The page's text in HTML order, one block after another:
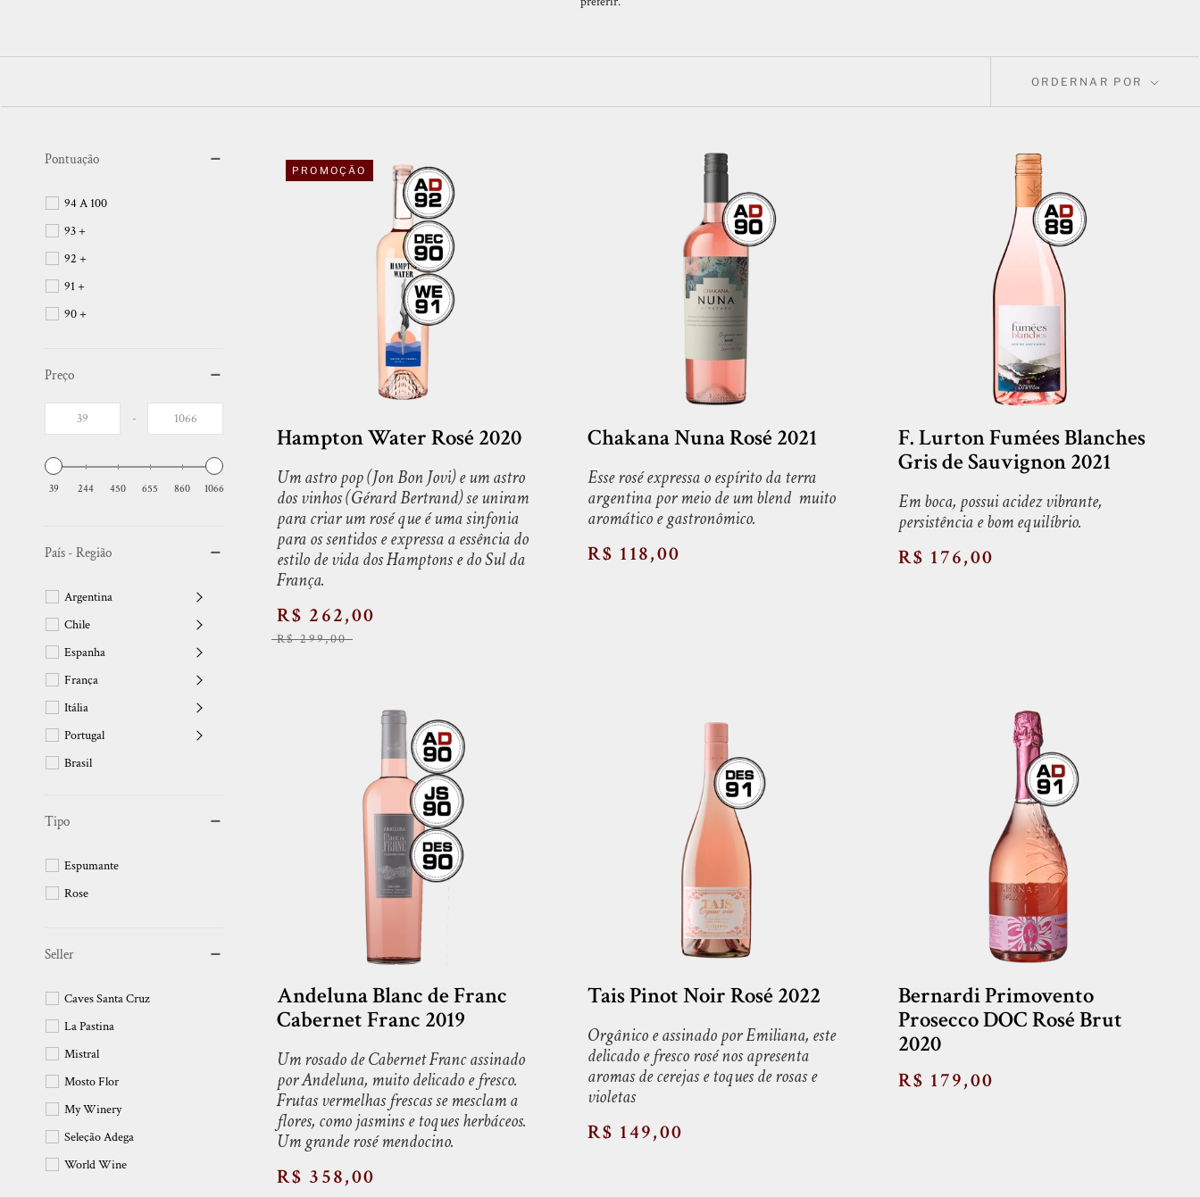
ORDERNAR POR
Pontuação
94 A 100
93 +
92 +
91 +
90 +
Preço
-
39 244 450 655 860 1066
País - Região
Argentina
Chile
Espanha
França
Itália
Portugal
Brasil
Tipo
Espumante
Rose
Seller
Caves Santa Cruz
La Pastina
Mistral
Mosto Flor
My Winery
Seleção Adega
World Wine
PROMOÇÃO
Hampton Water Rosé 2020
Um astro pop (Jon Bon Jovi) e um astro
dos vinhos (Gérard Bertrand) se uniram
para criar um rosé que é uma sinfonia
para os sentidos e expressa a essência do
estilo de vida dos Hamptons e do Sul da
França.
R$ 262,00
R$ 299,00
Chakana Nuna Rosé 2021
Esse rosé expressa o espírito da terra
argentina por meio de um blend muito
aromático e gastronômico.
R$ 118,00
F. Lurton Fumées Blanches
Gris de Sauvignon 2021
Em boca, possui acidez vibrante,
persistência e bom equilíbrio.
R$ 176,00
Andeluna Blanc de Franc
Cabernet Franc 2019
Um rosado de Cabernet Franc assinado
por Andeluna, muito delicado e fresco.
Frutas vermelhas frescas se mesclam a
flores, como jasmins e toques herbáceos.
Um grande rosé mendocino.
R$ 358,00
Tais Pinot Noir Rosé 2022
Orgânico e assinado por Emiliana, este
delicado e fresco rosé nos apresenta
aromas de cerejas e toques de rosas e
violetas
R$ 149,00
Bernardi Primovento
Prosecco DOC Rosé Brut
2020
R$ 179,00